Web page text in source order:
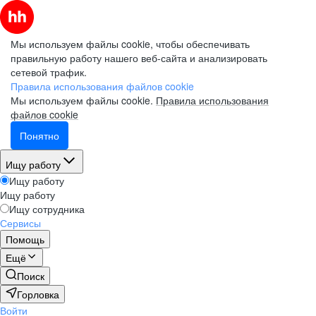
Мы используем файлы cookie, чтобы обеспечивать
правильную работу нашего веб-сайта и анализировать
сетевой трафик.
Правила использования файлов cookie
Мы используем файлы cookie. Правила использования
файлов cookie
Понятно
Ищу работу
Ищу работу
Ищу работу
Ищу сотрудника
Сервисы
Помощь
Ещё
Поиск
Горловка
Войти